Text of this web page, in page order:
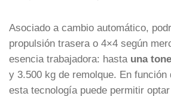
Asociado a cambio automático,
propulsión trasera o 4×4 según
esencia trabajadora: hasta una
y 3.500 kg de remolque. En función
esta tecnología puede permitir